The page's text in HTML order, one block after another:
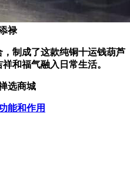
禄
制成了这款纯铜十运钱葫芦
和福气融入日常生活。
选商城
能和作用